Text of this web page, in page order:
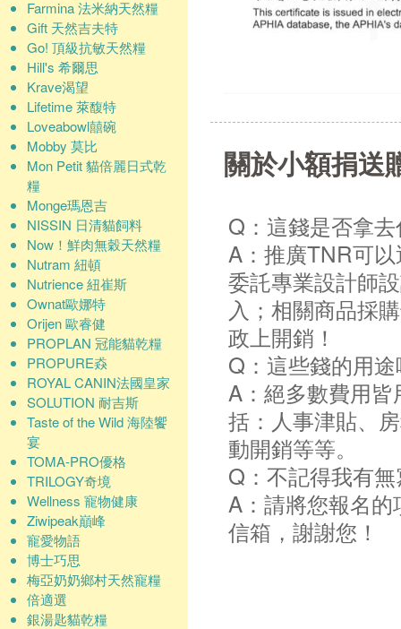
Farmina 法米納天然糧
Gift 天然吉夫特
Go! 頂級抗敏天然糧
Hill's 希爾思
Krave渴望
Lifetime 萊馥特
Loveabowl囍碗
Mobby 莫比
Mon Petit 貓倍麗日式乾
糧
Monge瑪恩吉
NISSIN 日清貓飼料
Now！鮮肉無穀天然糧
Nutram 紐頓
Nutrience 紐崔斯
Ownat歐娜特
Orijen 歐睿健
PROPLAN 冠能貓乾糧
PROPURE猋
ROYAL CANIN法國皇家
SOLUTION 耐吉斯
Taste of the Wild 海陸饗
宴
TOMA-PRO優格
TRILOGY奇境
Wellness 寵物健康
Ziwipeak巔峰
寵愛物語
博士巧思
梅亞奶奶鄉村天然寵糧
倍適選
銀湯匙貓乾糧
關於小額捐送
Q：這錢是否拿
A：推廣TNR可
委託專業設計師
入；相關商品採
政上開銷！
Q：這些錢的用
A：絕多數費用
括：人事津貼、
動開銷等等。
Q：不記得我有
A：請將您報名
信箱，謝謝您！